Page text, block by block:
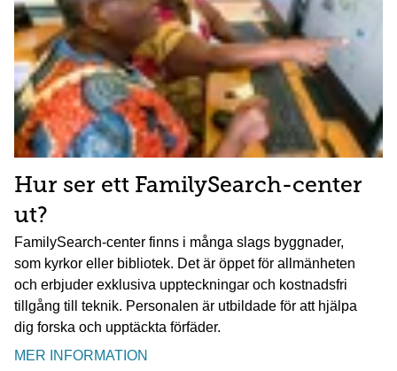
Hur ser ett FamilySearch-center
ut?
FamilySearch-center finns i många slags byggnader,
som kyrkor eller bibliotek. Det är öppet för allmänheten
och erbjuder exklusiva uppteckningar och kostnadsfri
tillgång till teknik. Personalen är utbildade för att hjälpa
dig forska och upptäckta förfäder.
MER INFORMATION